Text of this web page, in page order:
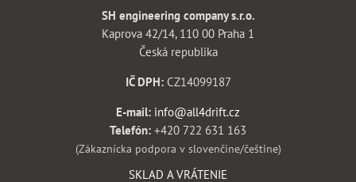
SH engineering company s.r.o.
Kaprova 42/14, 110 00 Praha 1
Česká republika
IČ DPH:CZ14099187
E-mail: info@all4drift.cz
Telefón: +420 722 631 163
(Zákaznícka podpora v slovenčine/češtine)
SKLAD A VRÁTENIE